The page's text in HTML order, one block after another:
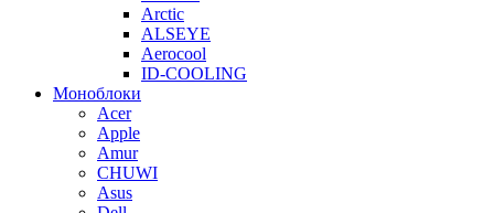
Arctic
ALSEYE
Aerocool
ID-COOLING
Моноблоки
Acer
Apple
Amur
CHUWI
Asus